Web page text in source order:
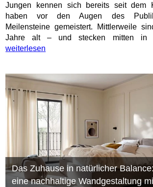
Jungen kennen sich bereits seit dem
haben vor den Augen des
Meilensteine gemeistert. Mittlerweile
Jahre alt – und stecken mitten in
weiterlesen
Das Zuhause in natürlicher
eine nachhaltige Wandgestaltung